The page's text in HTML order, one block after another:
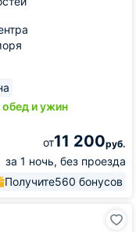
обед и ужин
от11 200руб.
за 1 ночь, без проезда
Получите560 бонусов